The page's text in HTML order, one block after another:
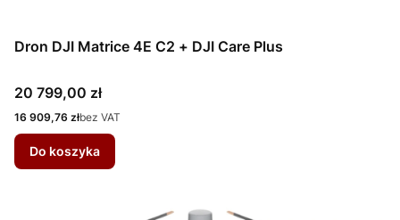
Dron DJI Matrice 4E C2 + DJI Care Plus
Cena
20 799,00 zł
Cena
16 909,76 złbez VAT
Do koszyka